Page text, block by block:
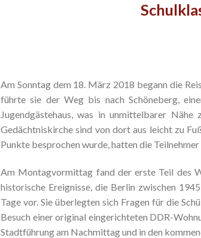
Am Sonntag dem 18. März 2018 begann die
führte sie der Weg bis nach Schöneberg,
Jugendgästehaus, was in unmittelbarer
Gedächtniskirche sind von dort aus leicht zu
Punkte besprochen wurde, hatten die
Am Montagvormittag fand der erste Teil des
historische Ereignisse, die Berlin zwischen
Tage vor. Sie überlegten sich Fragen für die
Besuch einer original eingerichteten DDR-
Stadtführung am Nachmittag und in den